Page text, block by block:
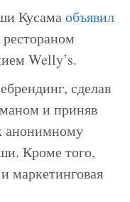
Кусамаобъявил
Welly’s.
сделав
и приняв
анонимному
Кроме того,
маркетинговая